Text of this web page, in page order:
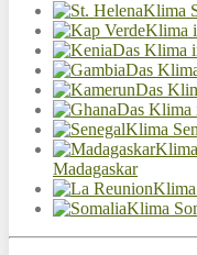
Klima
Klima
Das Klima
Das
Das
Das Klima
Klima
Madagaskar
Klima
Klima